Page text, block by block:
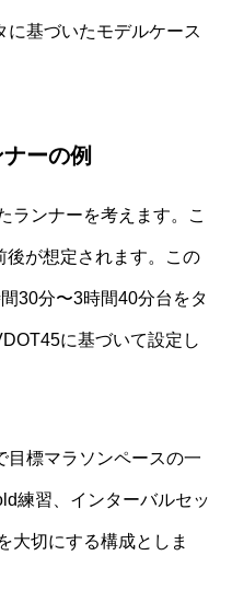
に基づいたモデルケース
ーの例
ランナーを考えます。こ
が想定されます。この
30分〜3時間40分台をタ
に基づいて設定し
目標マラソンペースの一
練習、インターバルセッ
大切にする構成としま